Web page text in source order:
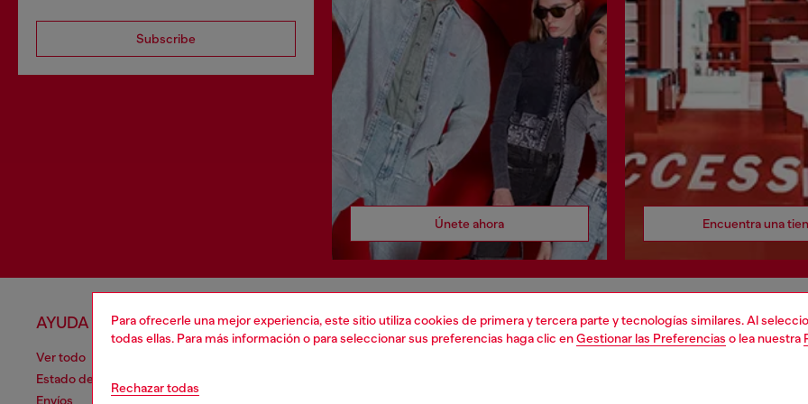
Para ofrecerle una mejor experiencia, este sitio utiliza cookies de primera y tercera parte y tecnologías similares. Al
todas ellas. Para más información o para seleccionar sus preferencias haga clic enGestionar las Preferencias o lea nuestra
Rechazar todas
Subscribe
Únete ahora Encuentra una
AYUDA
Ver todo
Estado de la orden
Envíos
APARTADO LEGAL WORLD OF DIESEL